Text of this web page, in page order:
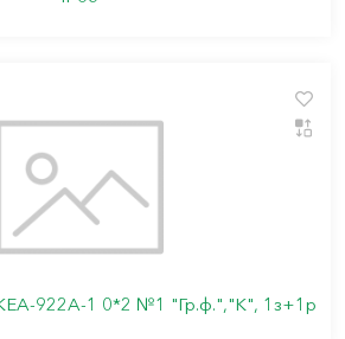
922А-1 0*2 №1 "Гр.ф.","К", 1з+1р